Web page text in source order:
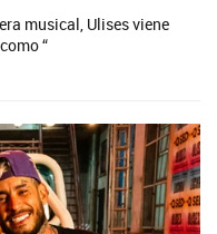
musical, Ulises viene
“